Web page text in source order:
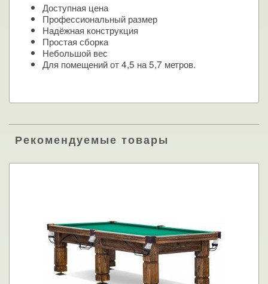
Доступная цена
Профессиональный размер
Надёжная конструкция
Простая сборка
Небольшой вес
Для помещений от 4,5 на 5,7 метров.
Рекомендуемые товары